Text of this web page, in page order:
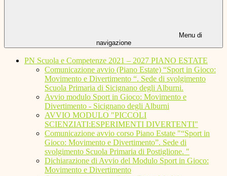
Menu di
navigazione
PN Scuola e Competenze 2021 – 2027 PIANO ESTATE
Comunicazione avvio (Piano Estate) “Sport in Gioco:
Movimento e Divertimento “. Sede di svolgimento
Scuola Primaria di Sicignano degli Alburni.
Avvio modulo Sport in Gioco: Movimento e
Divertimento - Sicignano degli Alburni
AVVIO MODULO "PICCOLI
SCIENZIATI:ESPERIMENTI DIVERTENTI"
Comunicazione avvio corso Piano Estate "“Sport in
Gioco: Movimento e Divertimento”. Sede di
svolgimento Scuola Primaria di Postiglione. "
Dichiarazione di Avvio del Modulo Sport in Gioco:
Movimento e Divertimento